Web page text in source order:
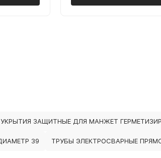
УКРЫТИЯ ЗАЩИТНЫЕ ДЛЯ МАНЖЕТ
39 ТРУБЫ ЭЛЕКТРОСВАРНЫЕ